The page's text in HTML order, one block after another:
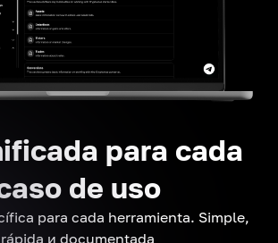
para cada
de uso
para cada herramienta. Simple,
rápida и documentada